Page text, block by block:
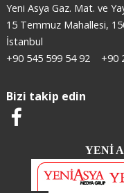
Yeni Asya Gaz. Mat. ve
15 Temmuz Mahallesi,
İstanbul
+90 545 599 54 92
+90
Bizi takip edin
YENİ